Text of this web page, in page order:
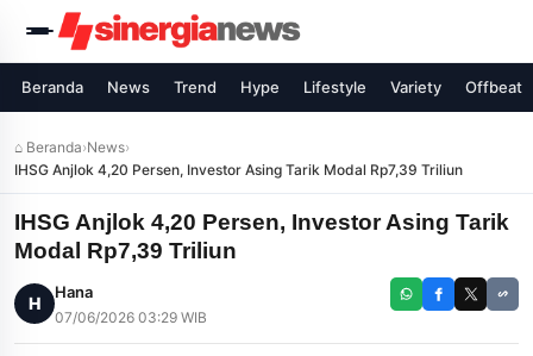
Beranda News Trend Hype Lifestyle Variety Offbeat
⌂ Beranda›News›
IHSG Anjlok 4,20 Persen, Investor Asing Tarik Modal Rp7,39 Triliun
IHSG Anjlok 4,20 Persen, Investor Asing Tarik
Modal Rp7,39 Triliun
H
Hana
07/06/2026 03:29 WIB